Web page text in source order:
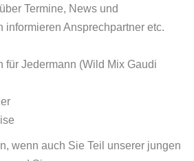
Termine, News und
informieren Ansprechpartner etc.
für Jedermann (Wild Mix Gaudi
wenn auch Sie Teil unserer jungen